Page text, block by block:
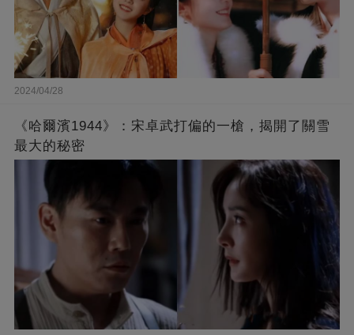
2024/04/28
《哈爾濱1944》：宋卓武打偏的一槍，揭開了關雪
最大的秘密